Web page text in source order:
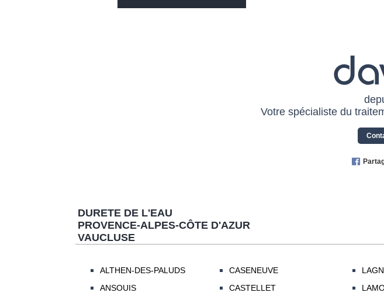
Votre spécialiste du
DURETE DE L'EAU
PROVENCE-ALPES-CÔTE D'AZUR
VAUCLUSE
ALTHEN-DES-PALUDS
ANSOUIS
CASENEUVE
CASTELLET